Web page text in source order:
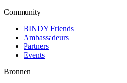
Community
BINDY Friends
Ambassadeurs
Partners
Events
Bronnen